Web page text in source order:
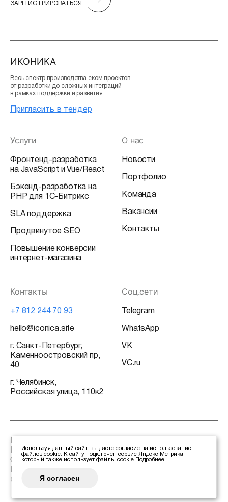
ЗАРЕГИСТРИРОВАТЬСЯ
ИКОНИКА
Весь спектр производства еком проектов
от разработки до сложных интеграций
в рамках поддержки и развития
Пригласить в тендер
Услуги
Фронтенд-разработка
на JavaScript и Vue/React
Бэкенд-разработка на
PHP для 1С-Битрикс
SLA поддержка
Продвинутое SEO
Повышение конверсии
интернет-магазина
О нас
Новости
Портфолио
Команда
Вакансии
Контакты
Соц.сети
Telegram
WhatsApp
VK
VC.ru
Контакты
+7 812 244 70 93
hello@iconica.site
г. Санкт-Петербург,
Каменноостровский пр,
40
г. Челябинск,
Российская улица, 110к2
©2026
Политика конфиденциальности
Сертификаты
Используя данный сайт, вы даете согласие на использование
файлов cookie. К сайту подключен сервис Яндекс.Метрика,
который также использует файлы cookie
Подробнее.
Я согласен